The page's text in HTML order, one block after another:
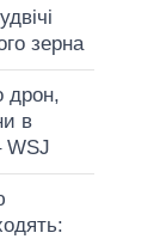
зерна
дрон,
в
WSJ